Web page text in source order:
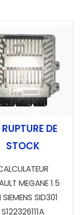
RUPTURE DE
STOCK
MEGANE 1.5
SID301
S122326111A